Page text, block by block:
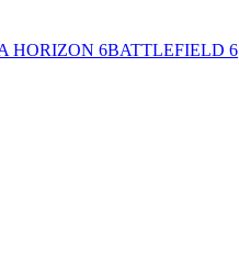
HORIZON 6BATTLEFIELD 6